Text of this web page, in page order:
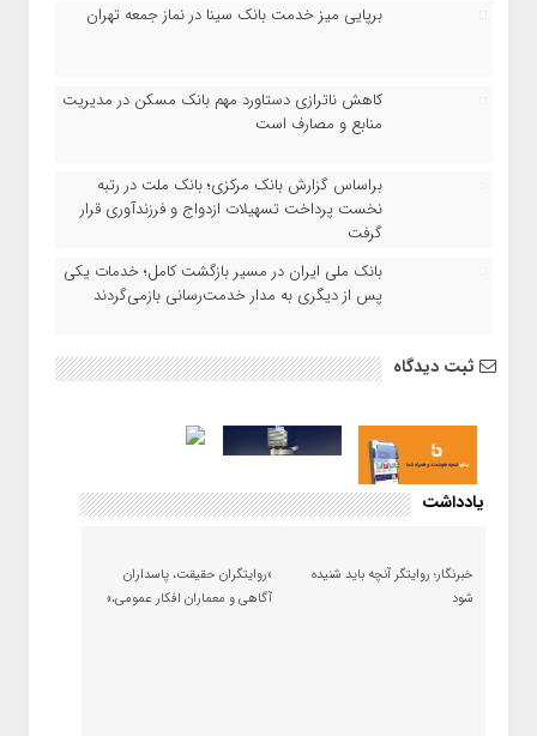
برپایی میز خدمت بانک سینا در نماز جمعه تهران
کاهش ناترازی دستاورد مهم بانک مسکن در مدیریت
منابع و مصارف است
براساس گزارش بانک مرکزی؛ بانک ملت در رتبه
نخست پرداخت تسهیلات ازدواج و فرزندآوری قرار
گرفت
بانک ملی ایران در مسیر بازگشت کامل؛ خدمات یکی
پس از دیگری به مدار خدمت‌رسانی بازمی‌گردند
ثبت دیدگاه
یادداشت
خبرنگار؛ روایتگر آنچه باید شنیده
شود
«روایتگران حقیقت، پاسداران
آگاهی و معماران افکار عمومی،»